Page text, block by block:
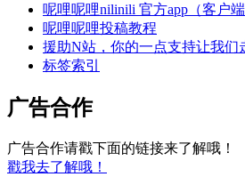
呢哩呢哩nilinili 官方app（客户
呢哩呢哩投稿教程
援助N站，你的一点支持让我们
标签索引
广告合作
广告合作请戳下面的链接来了解哦！
戳我去了解哦！